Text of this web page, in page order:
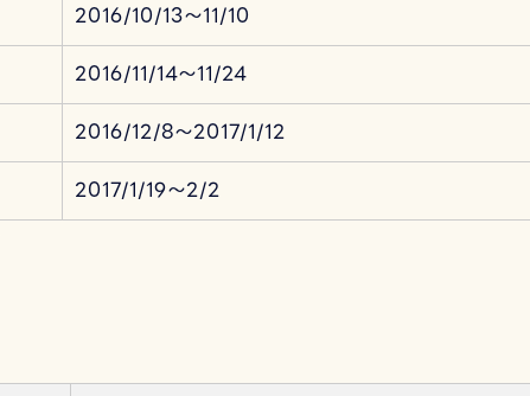
2016/10/13～11/10
2016/11/14～11/24
2016/12/8～2017/1/12
2017/1/19～2/2